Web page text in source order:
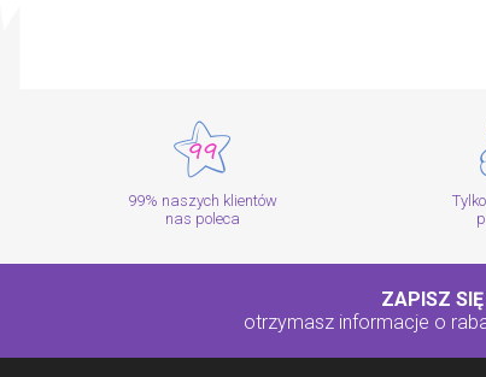
99% naszych klientów
nas poleca
ZAPISZ
otrzymasz informacje o